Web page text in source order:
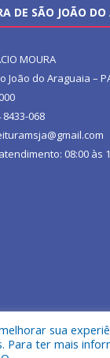
DE SÃO JOÃO
MOURA
João do Araguaia –
8433-068
08:00 às
reservados a
sua
ter mais